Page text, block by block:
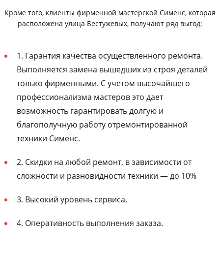
Кроме того, клиенты фирменной мастерской Сименс, которая
расположена улица Бестужевых, получают ряд выгод:
1. Гарантия качества осуществленного ремонта.
Выполняется замена вышедших из строя деталей
только фирменными. С учетом высочайшего
профессионализма мастеров это дает
возможность гарантировать долгую и
благополучную работу отремонтированной
техники Сименс.
2. Скидки на любой ремонт, в зависимости от
сложности и разновидности техники — до 10%
3. Высокий уровень сервиса.
4. Оперативность выполнения заказа.